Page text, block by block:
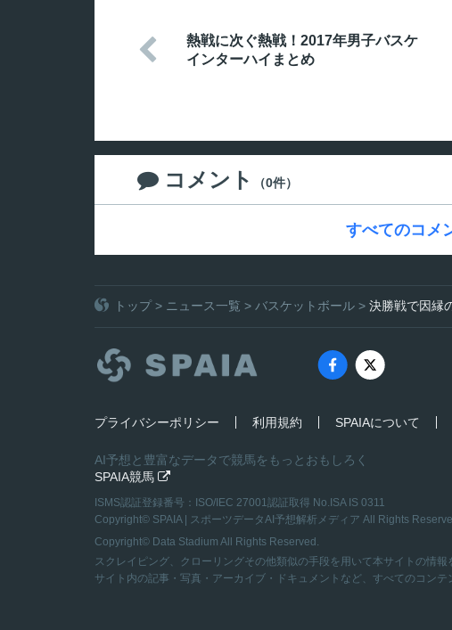

熱戦に次ぐ熱戦！2017年男子バスケ
インターハイまとめ
 コメント （0件）
すべてのコメ
トップ> ニュース一覧 > バスケットボール > 決勝戦で因縁
プライバシーポリシー 利用規約 SPAIAについて
AI予想と豊富なデータで競馬をもっとおもしろく
SPAIA競馬 
ISMS認証登録番号：ISO/IEC 27001認証取得 No.ISA IS 0311
Copyright© SPAIA | スポーツデータAI予想解析メディア All Rights
Copyright© Data Stadium All Rights Reserved.
スクレイピング、クローリングその他類似の手段を用いて本サイトの情報
サイト内の記事・写真・アーカイブ・ドキュメントなど、すべてのコンテ